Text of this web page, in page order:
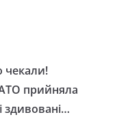
чекали!
пpийнялa
здивовані…